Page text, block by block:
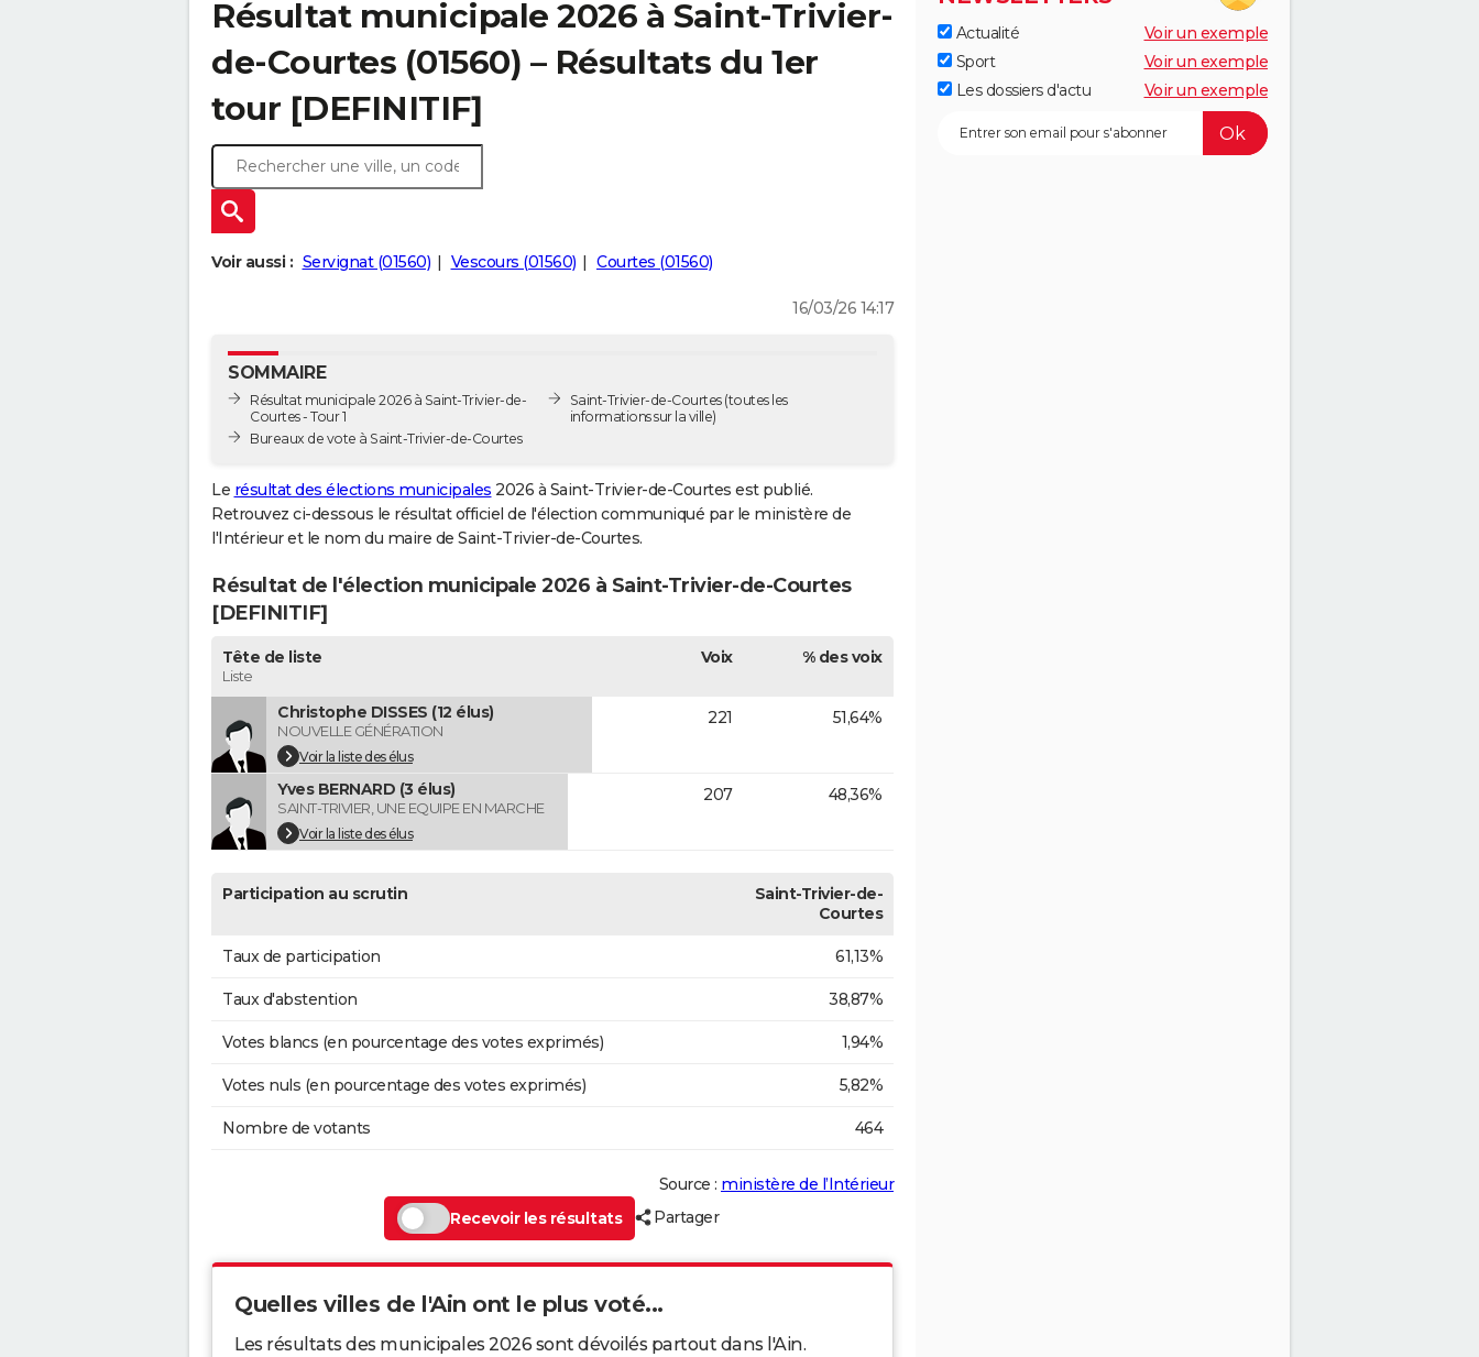
Résultat municipale 2026 à Saint-Trivier-
de-Courtes (01560) – Résultats du 1er
tour [DEFINITIF]
Voir aussi : Servignat (01560) Vescours (01560) Courtes (01560)
16/03/26 14:17
SOMMAIRE
Résultat municipale 2026 à Saint-Trivier-de-
Courtes - Tour 1
Bureaux de vote à Saint-Trivier-de-Courtes
Saint-Trivier-de-Courtes(toutes les
informations sur la ville)
Le résultat des élections municipales 2026 à Saint-Trivier-de-Courtes est publié.
Retrouvez ci-dessous le résultat officiel de l'élection communiqué par le ministère de
l'Intérieur et le nom du maire de Saint-Trivier-de-Courtes.
Résultat de l'élection municipale 2026 à Saint-Trivier-de-Courtes
[DEFINITIF]
Tête de liste
Liste
Voix % des voix
Christophe DISSES (12 élus)
NOUVELLE GÉNÉRATION
Voir la liste des élus
221 51,64%
Yves BERNARD (3 élus)
SAINT-TRIVIER, UNE EQUIPE EN MARCHE
Voir la liste des élus
207 48,36%
Participation au scrutin
Saint-Trivier-de-
Courtes
Taux de participation 61,13%
Taux d'abstention 38,87%
Votes blancs (en pourcentage des votes exprimés) 1,94%
Votes nuls (en pourcentage des votes exprimés) 5,82%
Nombre de votants 464
Source : ministère de l’Intérieur
Recevoir les résultats
Partager
Quelles villes de l'Ain ont le plus voté...
Les résultats des municipales 2026 sont dévoilés partout dans l'Ain.
Actualité
Voir un exemple
Sport
Voir un exemple
Les dossiers d'actu
Voir un exemple